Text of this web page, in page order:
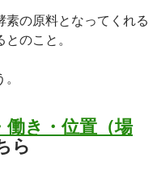
の原料となってくれる
のこと。
働き・位置（場
ら